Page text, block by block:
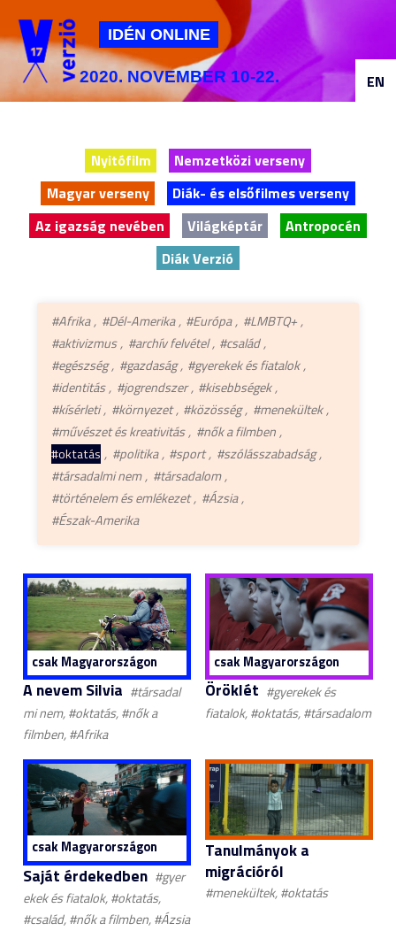
Jump to navigation
IDÉN ONLINE
2020. NOVEMBER 10-22.
Nyitófilm
Nemzetközi verseny
Magyar verseny
Diák- és elsőfilmes verseny
Az igazság nevében
Világképtár
Antropocén
Diák Verzió
#Afrika #Dél-Amerika #Európa
#LMBTQ+
#aktivizmus
#archív felvétel
#család
#egészség
#gazdaság
#gyerekek és fiatalok
#identitás
#jogrendszer
#kisebbségek
#kísérleti
#környezet #közösség
#menekültek
#művészet és kreativitás
#nők a filmben
#oktatás
#politika #sport
#szólásszabadság
#társadalmi nem
#társadalom
#történelem és emlékezet
#Ázsia
#Észak-Amerika
csak Magyarországon
A nevem Silvia #társadal
mi nem, #oktatás, #nők a
filmben, #Afrika
csak Magyarországon
Öröklét #gyerekek és
fiatalok, #oktatás, #társadalom
csak Magyarországon
Saját érdekedben #gyer
ekek és fiatalok, #oktatás,
#család, #nők a filmben, #Ázsia
Tanulmányok a
migrációról
#menekültek, #oktatás
EN